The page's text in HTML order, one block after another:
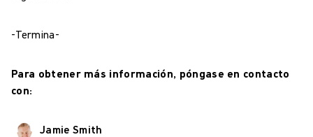
-Termina-
Para obtener más información, póngase en contacto
con:
Jamie Smith